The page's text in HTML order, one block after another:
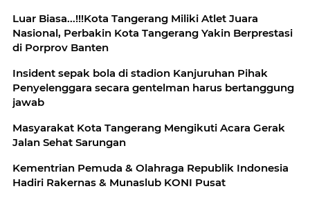
Luar Biasa...!!!Kota Tangerang Miliki Atlet Juara
Nasional, Perbakin Kota Tangerang Yakin Berprestasi
di Porprov Banten
Insident sepak bola di stadion Kanjuruhan Pihak
Penyelenggara secara gentelman harus bertanggung
jawab
Masyarakat Kota Tangerang Mengikuti Acara Gerak
Jalan Sehat Sarungan
Kementrian Pemuda & Olahraga Republik Indonesia
Hadiri Rakernas & Munaslub KONI Pusat